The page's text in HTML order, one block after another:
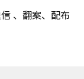
、翻案、配布